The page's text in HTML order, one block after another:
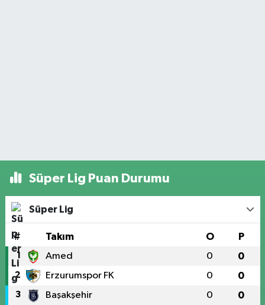
Süper Lig Puan Durumu
Süper Lig
# Takım O P
1 Amed 0 0
2 Erzurumspor FK 0 0
3 Başakşehir 0 0